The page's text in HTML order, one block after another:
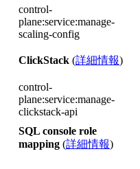
control-
plane:service:manage-
scaling-config
ClickStack (詳細情報)
control-
plane:service:manage-
clickstack-api
SQL console role
mapping (詳細情報)